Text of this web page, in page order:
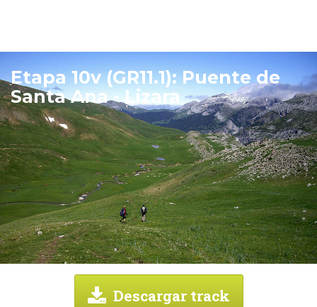
Etapa 10v (GR11.1): Puente de
Santa Ana - Lizara
Descargar track